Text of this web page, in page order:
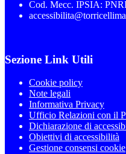
Cod. Mecc. IPSIA:
Sezione Link Utili
Cookie policy
Note legali
Informativa Privacy
Ufficio Relazioni con il
Dichiarazione di
Obiettivi di accessibilità
Gestione consensi cookie